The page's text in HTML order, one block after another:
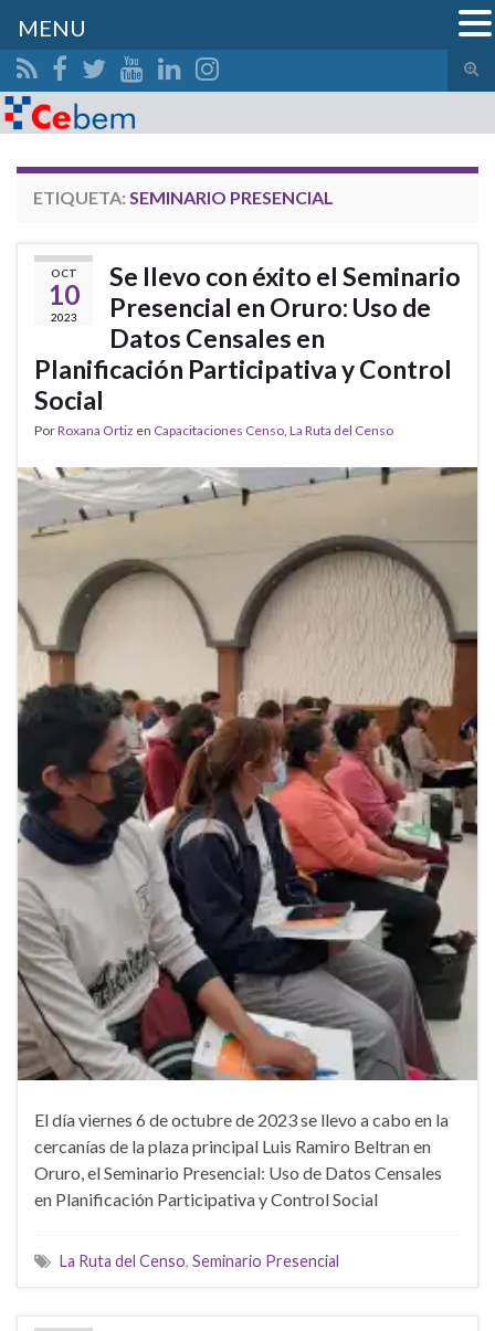
el
Search for:
ETIQUETA: SEMINARIO PRESENCIAL
OCT
10
2023
Se llevo con éxito el Seminario
Presencial en Oruro: Uso de
Datos Censales en
Planificación Participativa y Control
Social
PorRoxana Ortiz en Capacitaciones Censo, La Ruta del Censo
El día viernes 6 de octubre de 2023 se llevo a cabo en la
cercanías de la plaza principal Luis Ramiro Beltran en
Oruro, el Seminario Presencial: Uso de Datos Censales
en Planificación Participativa y Control Social
La Ruta del Censo, Seminario Presencial
MENU